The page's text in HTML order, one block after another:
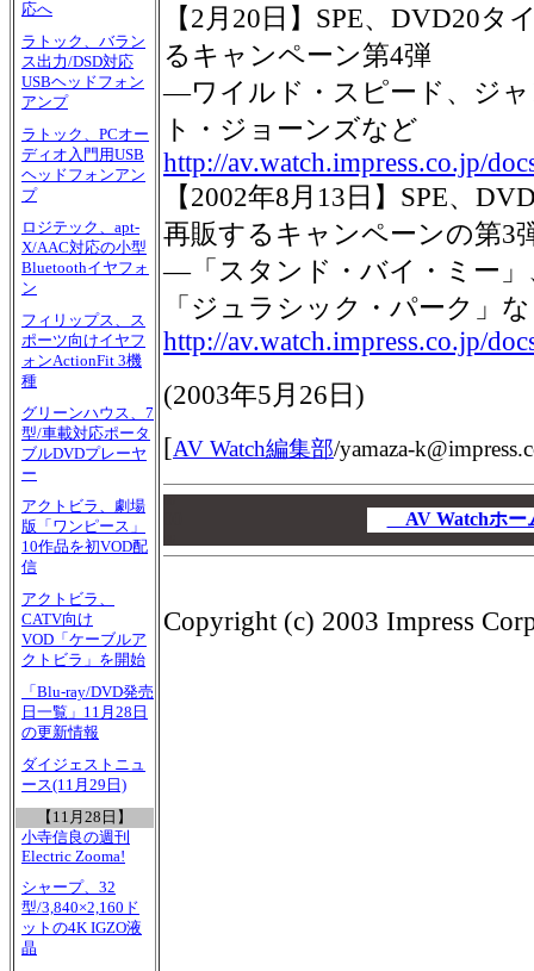
応へ
ラトック、バラン
ス出力/DSD対応
USBヘッドフォン
アンプ
ラトック、PCオー
ディオ入門用USB
ヘッドフォンアン
プ
ロジテック、apt-
X/AAC対応の小型
Bluetoothイヤフォ
ン
フィリップス、ス
ポーツ向けイヤフ
ォンActionFit 3機
種
グリーンハウス、7
型/車載対応ポータ
ブルDVDプレーヤ
ー
アクトビラ、劇場
版「ワンピース」
10作品を初VOD配
信
アクトビラ、
CATV向け
VOD「ケーブルア
クトビラ」を開始
「Blu-ray/DVD発売
日一覧」11月28日
の更新情報
ダイジェストニュ
ース(11月29日)
【11月28日】
小寺信良の週刊
Electric Zooma!
シャープ、32
型/3,840×2,160ド
ットの4K IGZO液
晶
【2月20日】SPE、DVD20タ
るキャンペーン第4弾
―ワイルド・スピード、ジ
ト・ジョーンズなど
http://av.watch.impress.co.jp/
【2002年8月13日】SPE、
再販するキャンペーンの第3
―「スタンド・バイ・ミー
「ジュラシック・パーク」
http://av.watch.impress.co.jp/
(2003年5月26日 )
[AV Watch編集部/yamaza-
AV Watchホ
Copyright (c) 2003 Impress